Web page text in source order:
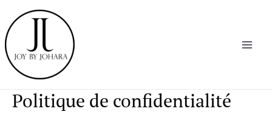
au
contenu
Politique de confidentialité